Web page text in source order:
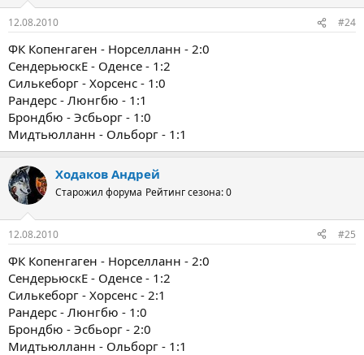
12.08.2010 #24
ФК Копенгаген - Норселланн - 2:0
СендерьюскЕ - Оденсе - 1:2
Силькеборг - Хорсенс - 1:0
Рандерс - Люнгбю - 1:1
Брондбю - Эсбьорг - 1:0
Мидтьюлланн - Ольборг - 1:1
Ходаков Андрей
Старожил форума Рейтинг сезона: 0
12.08.2010 #25
ФК Копенгаген - Норселланн - 2:0
СендерьюскЕ - Оденсе - 1:2
Силькеборг - Хорсенс - 2:1
Рандерс - Люнгбю - 1:0
Брондбю - Эсбьорг - 2:0
Мидтьюлланн - Ольборг - 1:1